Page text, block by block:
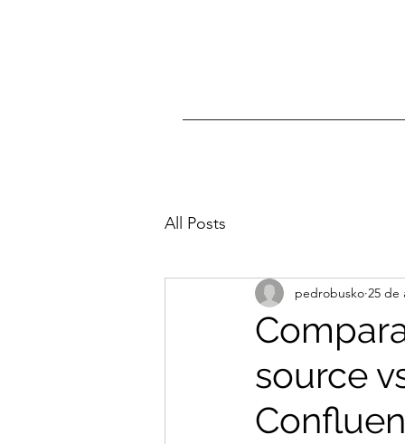
All Posts
source
pedrobusko 25 de